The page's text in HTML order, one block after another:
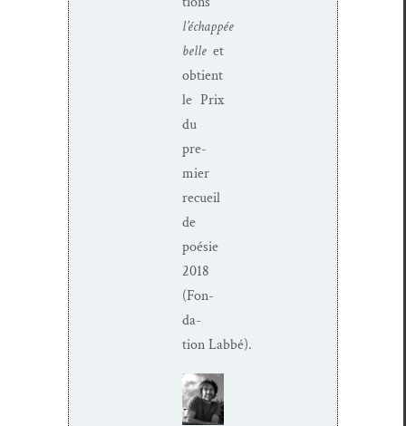
l’échappée
belle et
obtient
le Prix
du
pre­
mier
recueil
de
poésie
2018
(Fon­
da­
tion Labbé).